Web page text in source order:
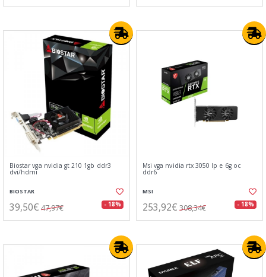
Biostar vga nvidia gt 210 1gb ddr3
dvi/hdmi
BIOSTAR
39,50€ 47,97€ - 18%
Msi vga nvidia rtx 3050 lp e 6g oc
ddr6
MSI
253,92€ 308,34€ - 18%